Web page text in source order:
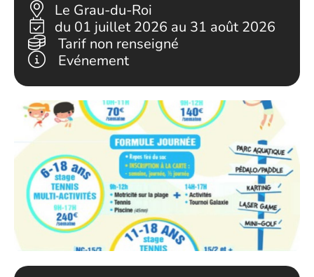
Le Grau-du-Roi
du 01 juillet 2026 au 31 août 2026
Tarif non renseigné
Evénement